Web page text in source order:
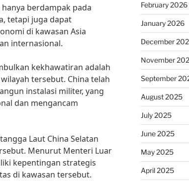
berdampak pada
tetapi juga dapat
di kawasan Asia
internasional.
kekhawatiran adalah
tersebut. China telah
instalasi militer, yang
dan mengancam
Laut China Selatan
Menurut Menteri Luar
kepentingan strategis
di kawasan tersebut.
February 2026
January 2026
December
November
September
August 2025
July 2025
June 2025
May 2025
April 2025